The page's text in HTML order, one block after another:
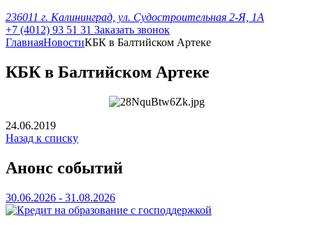
236011 г. Калининград, ул. Судостроительная 2-Я, 1А
+7 (4012) 93 51 31 Заказать звонок
ГлавнаяНовостиКБК в Балтийском Артеке
КБК в Балтийском Артеке
24.06.2019
Назад к списку
Анонс событий
30.06.2026 - 31.08.2026